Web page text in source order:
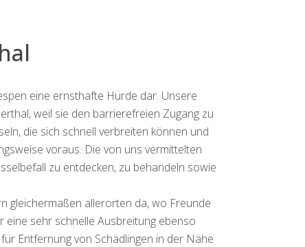
eine ernsthafte Hürde dar. Unsere
weil sie den barrierefreien Zugang zu
die sich schnell verbreiten können und
voraus. Die von uns vermittelten
zu entdecken, zu behandeln sowie
gleichermaßen allerorten da, wo Freunde
sehr schnelle Ausbreitung ebenso
Entfernung von Schädlingen in der Nähe